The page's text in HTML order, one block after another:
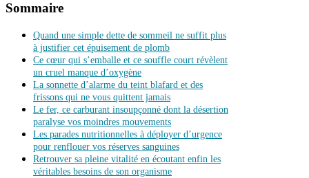
Sommaire
Quand une simple dette de sommeil ne suffit plus
à justifier cet épuisement de plomb
Ce cœur qui s’emballe et ce souffle court révèlent
un cruel manque d’oxygène
La sonnette d’alarme du teint blafard et des
frissons qui ne vous quittent jamais
Le fer, ce carburant insoupçonné dont la désertion
paralyse vos moindres mouvements
Les parades nutritionnelles à déployer d’urgence
pour renflouer vos réserves sanguines
Retrouver sa pleine vitalité en écoutant enfin les
véritables besoins de son organisme